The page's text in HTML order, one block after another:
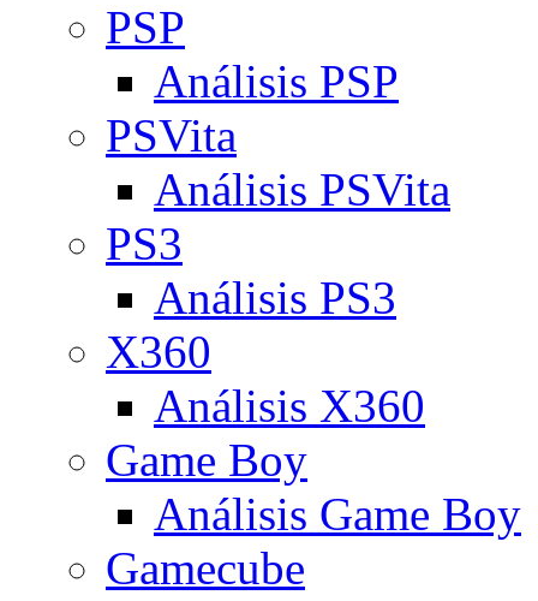
PSP
Análisis PSP
PSVita
Análisis PSVita
PS3
Análisis PS3
X360
Análisis X360
Game Boy
Análisis Game Boy
Gamecube